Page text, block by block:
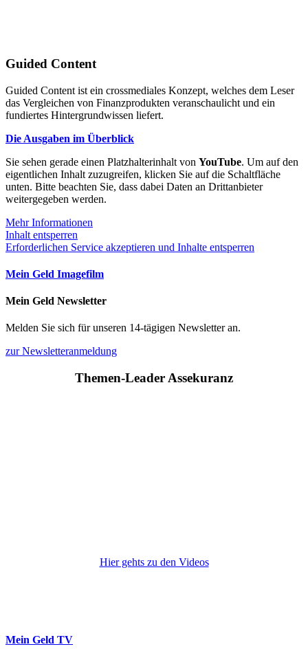
Guided Content
Guided Content ist ein crossmediales Konzept, welches dem Leser
das Vergleichen von Finanzprodukten veranschaulicht und ein
fundiertes Hintergrundwissen liefert.
Die Ausgaben im Überblick
Sie sehen gerade einen Platzhalterinhalt von YouTube. Um auf den
eigentlichen Inhalt zuzugreifen, klicken Sie auf die Schaltfläche
unten. Bitte beachten Sie, dass dabei Daten an Drittanbieter
weitergegeben werden.
Mehr Informationen
Inhalt entsperren
Erforderlichen Service akzeptieren und Inhalte entsperren
Mein Geld Imagefilm
Mein Geld Newsletter
Melden Sie sich für unseren 14-tägigen Newsletter an.
zur Newsletteranmeldung
Themen-Leader Assekuranz
Hier gehts zu den Videos
Mein Geld TV